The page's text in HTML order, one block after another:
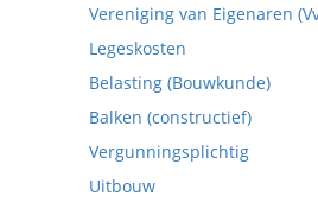
Vereniging van Eigenaren
Legeskosten
Belasting (Bouwkunde)
Balken (constructief)
Vergunningsplichtig
Uitbouw